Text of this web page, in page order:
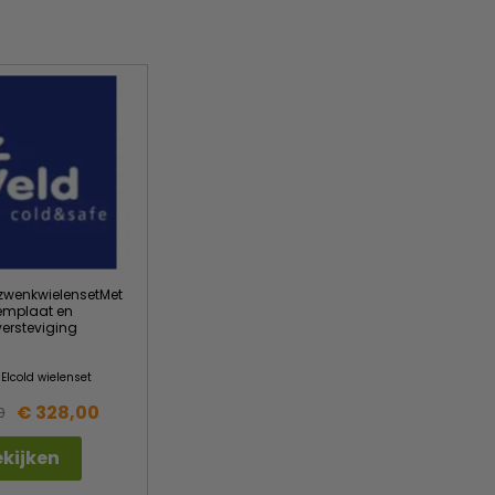
en
Elcold wielenset
€ 328,00